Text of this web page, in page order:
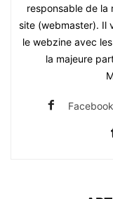
responsable de la
site (webmaster). Il
le webzine avec
la majeure
Facebook